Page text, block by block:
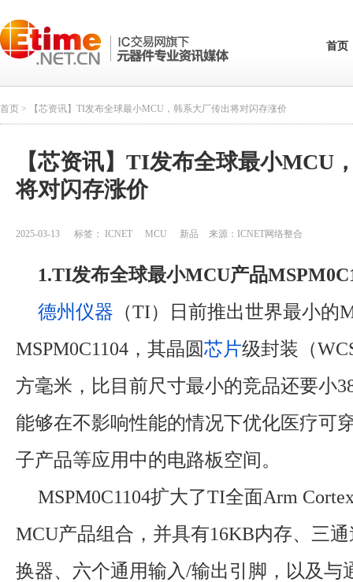
首页
首页 > 【芯资讯】TI发布全球最小MCU，韩系大厂传出将对闪存涨价
【芯资讯】TI发布全球最小MCU
将对闪存涨价
2025-03-13 标签： ICNET MCU 新品 来源： ICNET网络整合
1.TI发布全球最小MCU产品
德州仪器 （TI）日前推出世界最小的
MSPM0C1104，其晶圆芯片级封装（
方毫米，比目前尺寸最小的竞品还要小
能够在不影响性能的情况下优化医疗可
子产品等应用中的电路板空间。
MSPM0C1104扩大了TI全面Arm
MCU产品组合，并具有16KB内存、三
换器、六个通用输入/输出引脚，以及与